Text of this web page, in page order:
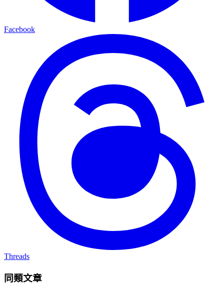
Facebook
Threads
同類文章